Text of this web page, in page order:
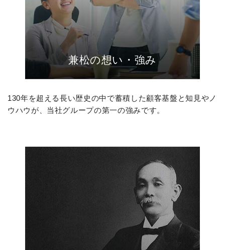
兼松の想い・強み
130年を超える長い歴史の中で蓄積した顧客基盤と知見やノ
ウハウが、当社グループの第一の強みです。